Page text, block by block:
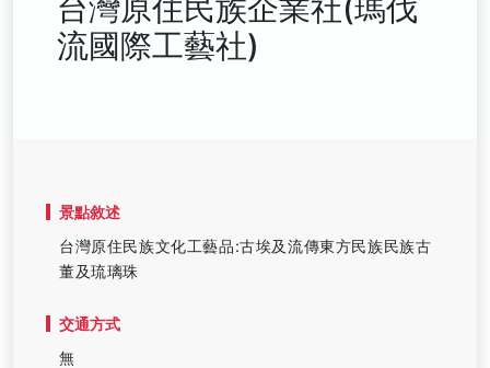
台灣原住民族企業社(瑪伐
流國際工藝社)
景點敘述
台灣原住民族文化工藝品:古埃及流傳東方民族民族古
董及琉璃珠
交通方式
無